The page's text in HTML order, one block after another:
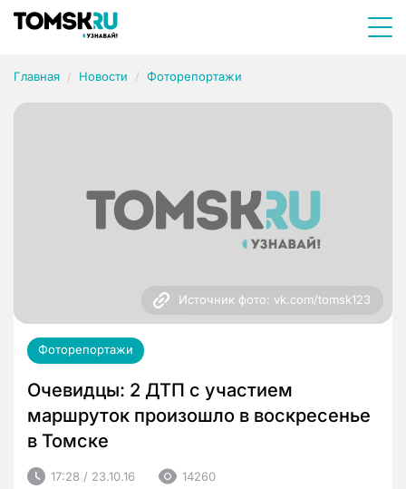
Главная Новости Фоторепортажи
Источник фото: vk.com/tomsk123
Фоторепортажи
Очевидцы: 2 ДТП с участием
маршруток произошло в воскресенье
в Томске
17:28 / 23.10.16 14260